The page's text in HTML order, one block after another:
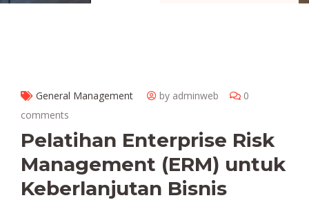
General Management by adminweb
0
comments
Pelatihan Enterprise Risk
Management (ERM) untuk
Keberlanjutan Bisnis